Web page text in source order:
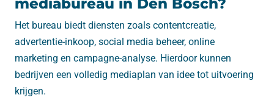
Het bureau biedt diensten zoals contentcreatie,
advertentie-inkoop, social media beheer, online
marketing en campagne-analyse. Hierdoor kunnen
bedrijven een volledig mediaplan van idee tot uitvoering
krijgen.